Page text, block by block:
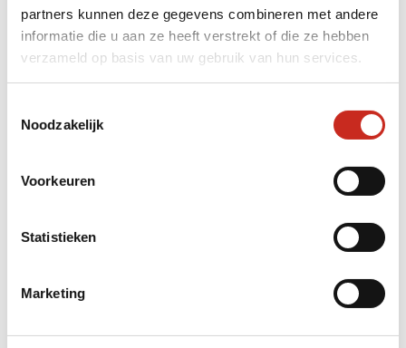
partners kunnen deze gegevens combineren met andere
informatie die u aan ze heeft verstrekt of die ze hebben
verzameld op basis van uw gebruik van hun services.
Noodzakelijk
Voorkeuren
Statistieken
Marketing
Liever meteen contact met
Rens ?
Mail: info@dim-sum.nl